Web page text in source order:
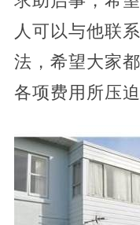
人可以与他联
法，希望大家
各项费用所压迫